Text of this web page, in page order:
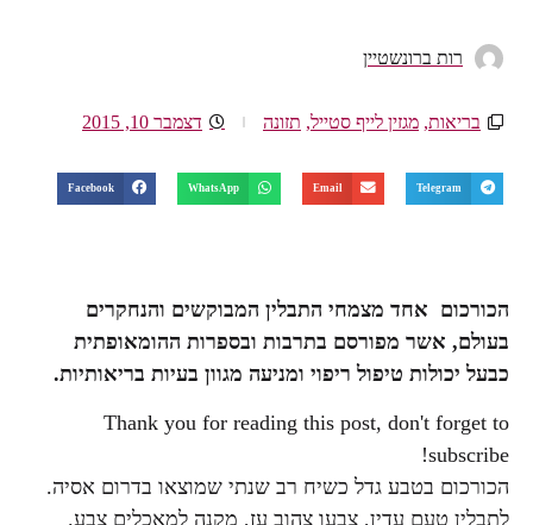
רות ברונשטיין
בריאות, מגזין לייף סטייל, תזונה דצמבר 10, 2015
Telegram
Email
WhatsApp
Facebook
הכורכום אחד מצמחי התבלין המבוקשים והנחקרים
בעולם, אשר מפורסם בתרבות ובספרות ההומאופתית
כבעל יכולות טיפול ריפוי ומניעה מגוון בעיות בריאותיות.
Thank you for reading this post, don't forget to
subscribe!
הכורכום בטבע גדל כשיח רב שנתי שמוצאו בדרום אסיה.
לתבלין טעם עדין, צבעו צהוב עז, מקנה למאכלים צבע.